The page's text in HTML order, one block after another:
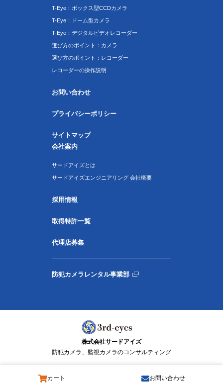
カート お問い合わせ
T-Eye：ボックス型CCDカメラ
T-Eye：ドーム型カメラ
T-Eye：デジタルビデオレコーダー
選び方のポイント：カメラ
選び方のポイント：レコーダー
レコーダーの操作説明
お問い合わせ
プライバシーポリシー
サイトマップ
会社案内
サードアイズとは
サードアイズエンジニアリング 会社概要
採用情報
取得特許一覧
代理店募集
防犯カメラレンタル事業部
株式会社サードアイズ
防犯カメラ、監視カメラのコンサルティング
© 3rd-eyes Co., Ltd. All Rights Reserved.